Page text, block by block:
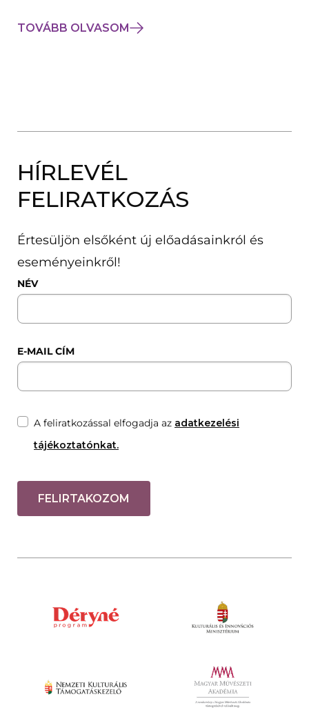
TOVÁBB OLVASOM
HÍRLEVÉL
FELIRATKOZÁS
Értesüljön elsőként új előadásainkról és
eseményeinkről!
NÉV
E-MAIL CÍM
A feliratkozással elfogadja az adatkezelési
tájékoztatónkat.
FELIRTAKOZOM